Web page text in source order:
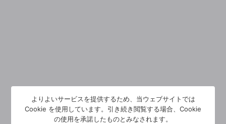
よりよいサービスを提供するため、当ウェブサイトでは
Cookie を使用しています。引き続き閲覧する場合、Cookie
の使用を承諾したものとみなされます。